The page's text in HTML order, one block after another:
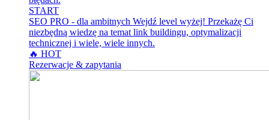
START
SEO PRO - dla ambitnych Wejdź level wyżej! Przekażę Ci
niezbędną wiedzę na temat link buildingu, optymalizacji
technicznej i wiele, wiele innych.
🔥 HOT
Rezerwacje & zapytania